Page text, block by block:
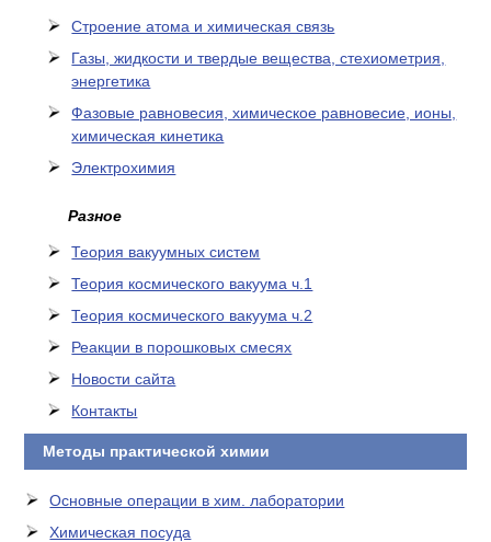
Cтроение атома и химическая связь
Газы, жидкости и твердые вещества, стехиометрия,
энергетика
Фазовые равновесия, химическое равновесие, ионы,
химическая кинетика
Электрохимия
Разное
Теория вакуумных систем
Теория космического вакуума ч.1
Теория космического вакуума ч.2
Реакции в порошковых смесях
Новости сайта
Контакты
Методы практической химии
Основные операции в хим. лаборатории
Химическая посуда